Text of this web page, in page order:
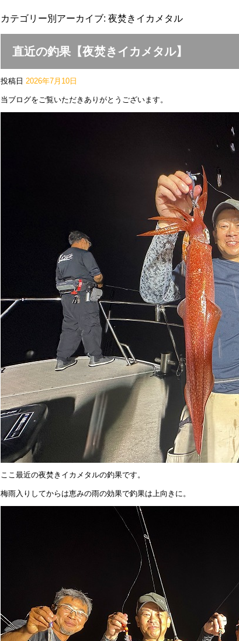
カテゴリー別アーカイブ: 夜焚きイカメタル
直近の釣果【夜焚きイカメタル】
投稿日 2026年7月10日
当ブログをご覧いただきありがとうございます。
ここ最近の夜焚きイカメタルの釣果です。
梅雨入りしてからは恵みの雨の効果で釣果は上向きに。